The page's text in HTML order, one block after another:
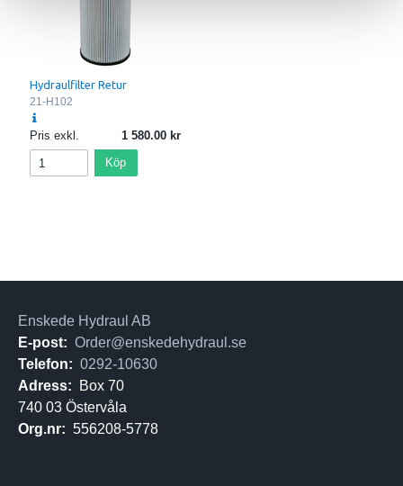
Hydraulfilter Retur
21-H102
Pris exkl. 1 580.00
Köp
Enskede Hydraul AB
E-post: Order@enskedehydraul.se
Telefon: 0292-10630
Adress:
Box 70
740 03 Östervåla
Org.nr: 556208-5778